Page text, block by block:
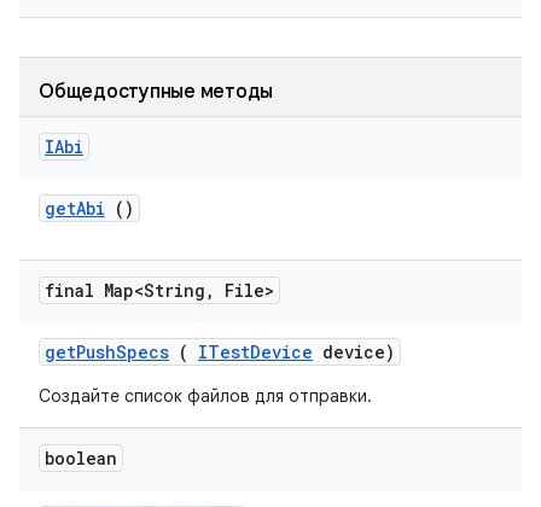
Общедоступные методы
IAbi
getAbi ()
final Map<String , File>
getPushSpecs ( ITestDevice device)
Создайте список файлов для отправки.
boolean